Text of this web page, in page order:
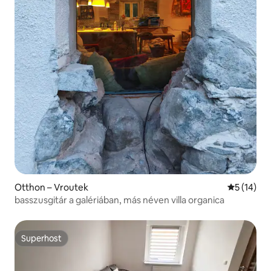
Otthon – Vroutek Átlagos
5 (14)
basszusgitár a galériában, más néven villa organica
Superhost
Superhost